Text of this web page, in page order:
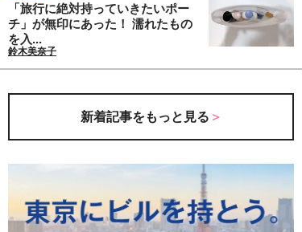
「旅行に絶対持っていきたいポー
チ」が無印にあった！ 濡れたもの
を入...
鈴木美奈子
新着記事をもっと見る